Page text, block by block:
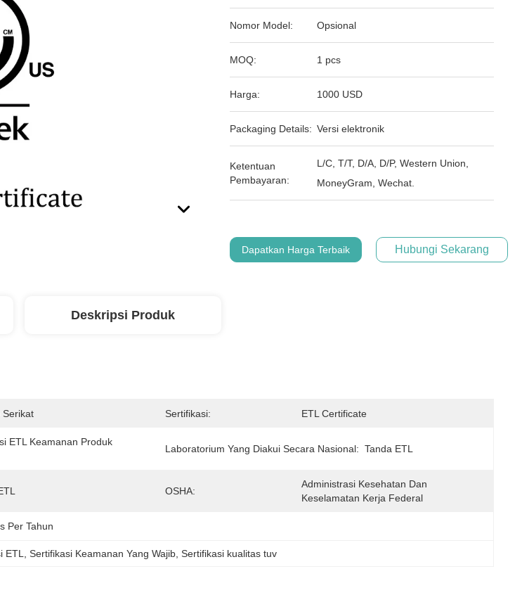
Nomor Model: Opsional
MOQ: 1 pcs
Harga: 1000 USD
Packaging Details: Versi elektronik
Ketentuan
Pembayaran:
L/C, T/T, D/A, D/P, Western Union,
MoneyGram, Wechat.
Dapatkan Harga Terbaik Hubungi Sekarang
Deskripsi Produk
Serikat Sertifikasi: ETL Certificate
ETL Keamanan Produk
Laboratorium Yang Diakui Secara Nasional: Tanda ETL
OSHA:
Administrasi Kesehatan Dan
Keselamatan Kerja Federal
Per Tahun
ETL Sertifikasi Keamanan Yang Wajib, Sertifikasi kualitas tuv